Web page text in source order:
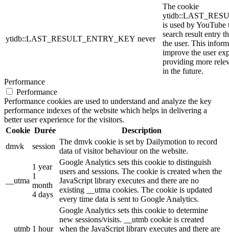
ytidb::LAST_RESULT_ENTRY_KEY never
The cookie
is used by YouTube
search result entry
the user. This
improve the user
providing more
in the future.
Performance
Performance
Performance cookies are used to understand and analyze the key
performance indexes of the website which helps in delivering a
better user experience for the visitors.
Cookie Durée
Description
dmvk
session
The dmvk cookie is set by Dailymotion to record
data of visitor behaviour on the website.
__utma
1 year
1
month
4 days
Google Analytics sets this cookie to distinguish
users and sessions. The cookie is created when the
JavaScript library executes and there are no
existing __utma cookies. The cookie is updated
every time data is sent to Google Analytics.
__utmb 1 hour
Google Analytics sets this cookie to determine
new sessions/visits. __utmb cookie is created
when the JavaScript library executes and there are